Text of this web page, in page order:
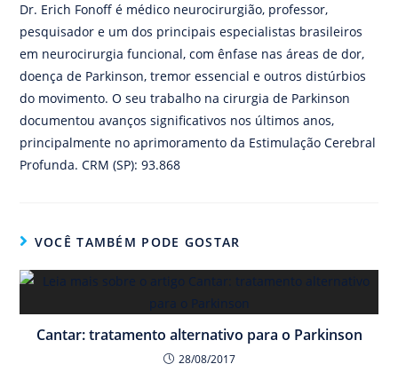
Dr. Erich Fonoff é médico neurocirurgião, professor,
pesquisador e um dos principais especialistas brasileiros
em neurocirurgia funcional, com ênfase nas áreas de dor,
doença de Parkinson, tremor essencial e outros distúrbios
do movimento. O seu trabalho na cirurgia de Parkinson
documentou avanços significativos nos últimos anos,
principalmente no aprimoramento da Estimulação Cerebral
Profunda. CRM (SP): 93.868
VOCÊ TAMBÉM PODE GOSTAR
Cantar: tratamento alternativo para o Parkinson
28/08/2017